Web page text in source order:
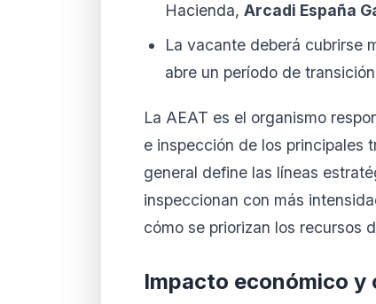
Hacienda, Arcadi España
La vacante deberá cubrirse
abre un período de
La AEAT es el organismo
e inspección de los principales
general define las líneas
inspeccionan con más
cómo se priorizan los recursos
Impacto económico y